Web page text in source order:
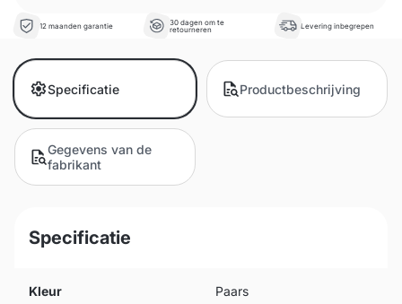
12 maanden garantie
30 dagen om te
retourneren
Levering inbegrepen
Specificatie Productbeschrijving
Gegevens van de
fabrikant
Specificatie
Kleur Paars